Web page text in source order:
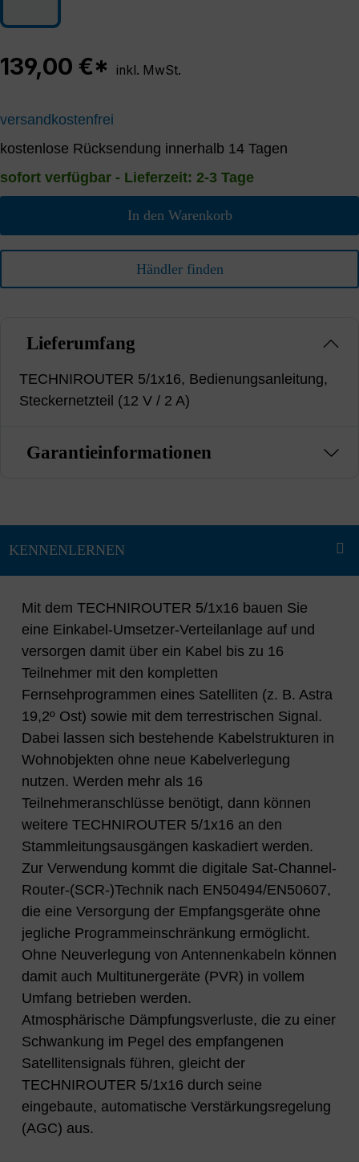
139,00 €* inkl. MwSt.
versandkostenfrei
kostenlose Rücksendung innerhalb 14 Tagen
sofort verfügbar - Lieferzeit: 2-3 Tage
In den Warenkorb
Händler finden
Lieferumfang
TECHNIROUTER 5/1x16, Bedienungsanleitung,
Steckernetzteil (12 V / 2 A)
Garantieinformationen
Mit dem TECHNIROUTER 5/1x16 bauen Sie
eine Einkabel-Umsetzer-Verteilanlage auf und
versorgen damit über ein Kabel bis zu 16
Teilnehmer mit den kompletten
Fernsehprogrammen eines Satelliten (z. B. Astra
19,2º Ost) sowie mit dem terrestrischen Signal.
Dabei lassen sich bestehende Kabelstrukturen in
Wohnobjekten ohne neue Kabelverlegung
nutzen. Werden mehr als 16
Teilnehmeranschlüsse benötigt, dann können
weitere TECHNIROUTER 5/1x16 an den
Stammleitungsausgängen kaskadiert werden.
Zur Verwendung kommt die digitale Sat-Channel-
Router-(SCR-)Technik nach EN50494/EN50607,
die eine Versorgung der Empfangsgeräte ohne
jegliche Programmeinschränkung ermöglicht.
Ohne Neuverlegung von Antennenkabeln können
damit auch Multitunergeräte (PVR) in vollem
Umfang betrieben werden.
Atmosphärische Dämpfungsverluste, die zu einer
Schwankung im Pegel des empfangenen
Satellitensignals führen, gleicht der
TECHNIROUTER 5/1x16 durch seine
eingebaute, automatische Verstärkungsregelung
(AGC) aus.